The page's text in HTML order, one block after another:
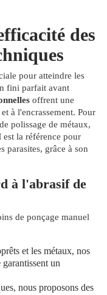
des
pour atteindre les
fini parfait avant
offrent une
à l'encrassement. Pour
polissage de métaux,
est la référence pour
parasites, grâce à son
à l'abrasif de
de ponçage manuel
et les métaux, nos
garantissent un
nous proposons des